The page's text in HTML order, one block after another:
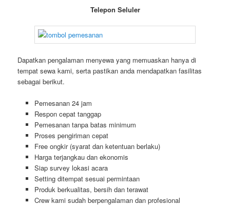
Telepon Seluler
Dapatkan pengalaman menyewa yang memuaskan hanya di
tempat sewa kami, serta pastikan anda mendapatkan fasilitas
sebagai berikut.
Pemesanan 24 jam
Respon cepat tanggap
Pemesanan tanpa batas minimum
Proses pengiriman cepat
Free ongkir (syarat dan ketentuan berlaku)
Harga terjangkau dan ekonomis
Siap survey lokasi acara
Setting ditempat sesuai permintaan
Produk berkualitas, bersih dan terawat
Crew kami sudah berpengalaman dan profesional